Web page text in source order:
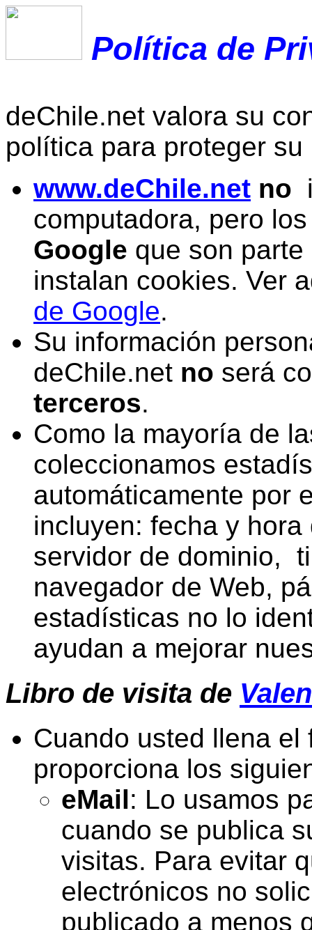
Política de
deChile.net valora su
política para proteger su
www.deChile.net no
computadora, pero
Google que son
instalan cookies. Ver
de Google.
Su información
deChile.net no será
terceros.
Como la mayoría de
coleccionamos
automáticamente por
incluyen: fecha y
servidor de dominio,
navegador de Web,
estadísticas no lo
ayudan a mejorar
Libro de visita de
Cuando usted llena
proporciona los
eMail: Lo usamos
cuando se publica
visitas. Para evitar
electrónicos no
publicado a menos